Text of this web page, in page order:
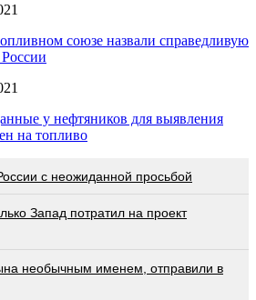
союзе назвали справедливую
у нефтяников для выявления
на топливо
с неожиданной просьбой
Запад потратил на проект
необычным именем, отправили в